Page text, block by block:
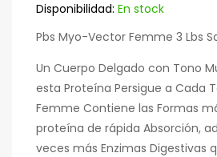
Disponibilidad: En stock
Pbs Myo-Vector Femme 3 Lbs
Un Cuerpo Delgado con Tono
esta Proteína Persigue a Cada
Femme Contiene las Formas
proteína de rápida Absorción,
veces más Enzimas Digestivas